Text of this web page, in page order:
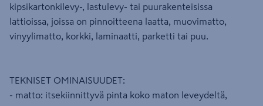
kipsikartonkilevy-, lastulevy- tai puurakenteisissa
lattioissa, joissa on pinnoitteena laatta, muovimatto,
vinyylimatto, korkki, laminaatti, parketti tai puu.
TEKNISET OMINAISUUDET:
- matto: itsekiinnittyvä pinta koko maton leveydeltä,